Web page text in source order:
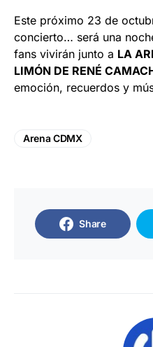
Este próximo 23 de
concierto… será una
fans vivirán junto a LA
LIMÓN DE RENÉ
emoción, recuerdos y
Arena CDMX
Share